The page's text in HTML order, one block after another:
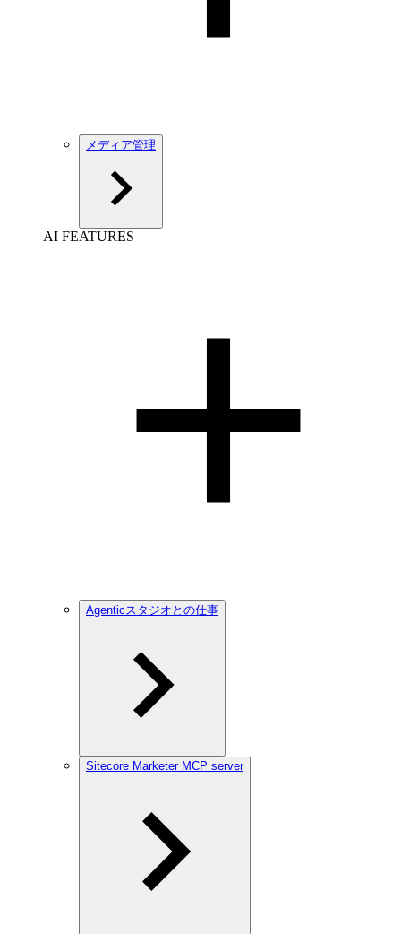
メディア管理
AI FEATURES
Agenticスタジオとの仕事
Sitecore Marketer MCP server